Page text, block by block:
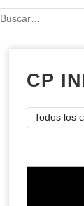
Palabra o frase:
CP
Todos los